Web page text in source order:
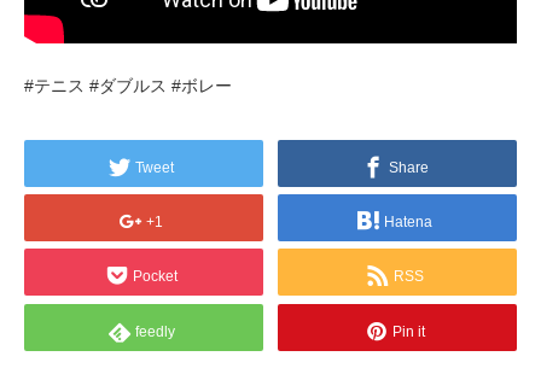
#テニス #ダブルス #ボレー
Tweet Share
+1 Hatena
Pocket RSS
feedly Pin it